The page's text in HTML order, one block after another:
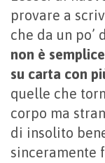
provare a
che da un po’
non è
su carta con
quelle che
corpo ma
di insolito
sinceramente